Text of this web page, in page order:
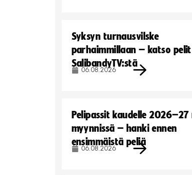
Syksyn turnausvilske
parhaimmillaan – katso pelit
SalibandyTV:stä
06.08.2026
Pelipassit kaudelle
myynnissä – hanki ennen
ensimmäistä peliä
06.08.2026